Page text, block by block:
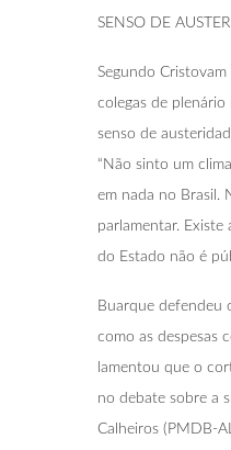
SENSO DE
Segundo Cristovam
colegas de
senso de
“Não sinto um
em nada no Brasil.
parlamentar. Existe
do Estado não é
Buarque defendeu
como as despesas
lamentou que o
no debate sobre a
Calheiros (PMDB-